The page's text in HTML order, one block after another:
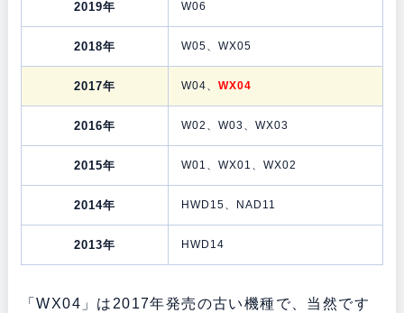
2019年 W06
2018年 W05、WX05
2017年 W04、 WX04
2016年 W02、W03、WX03
2015年 W01、WX01、WX02
2014年 HWD15、NAD11
2013年 HWD14
「WX04」は2017年発売の古い機種で、当然です